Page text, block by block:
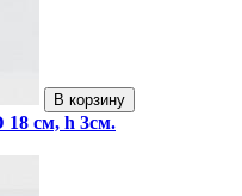
В корзину
18 см, h 3см.